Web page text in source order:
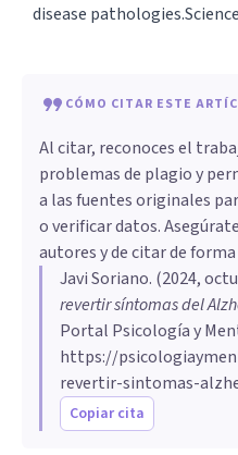
disease
CÓMO CITAR ESTE
Al citar, reconoces el
problemas de plagio y
a las fuentes originales
o verificar datos.
autores y de citar de forma
Javi Soriano. (2024,
revertir síntomas del
Portal Psicología y
https://
revertir-sintomas-
Copiar cita